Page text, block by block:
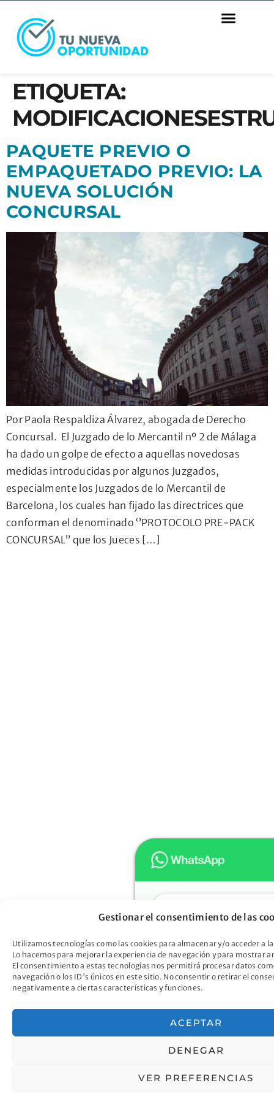
Gestionar el consentimiento de las
Utilizamos tecnologías como las cookies para almacenar y/o acceder a
Lo hacemos para mejorar la experiencia de navegación y para mostrar
El consentimiento a estas tecnologías nos permitirá procesar datos
navegación o los ID's únicos en este sitio. No consentir o retirar el
negativamente a ciertas características y funciones.
ACEPTAR
DENEGAR
VER PREFERENCIAS
ETIQUETA:
PAQUETE PREVIO O
EMPAQUETADO PREVIO: LA
NUEVA SOLUCIÓN
CONCURSAL
Por Paola Respaldiza Álvarez, abogada de Derecho
Concursal. El Juzgado de lo Mercantil nº 2 de Málaga
ha dado un golpe de efecto a aquellas novedosas
medidas introducidas por algunos Juzgados,
especialmente los Juzgados de lo Mercantil de
Barcelona, los cuales han fijado las directrices que
conforman el denominado ‘’PROTOCOLO PRE-PACK
CONCURSAL’’ que los Jueces […]
Oportunidad. ¿En qué
ayudarte?
Descubre cómo la Ley
Oportunidad puede
deudas y abrir nuevas
futuro mejor
¡Hablemos ahora!